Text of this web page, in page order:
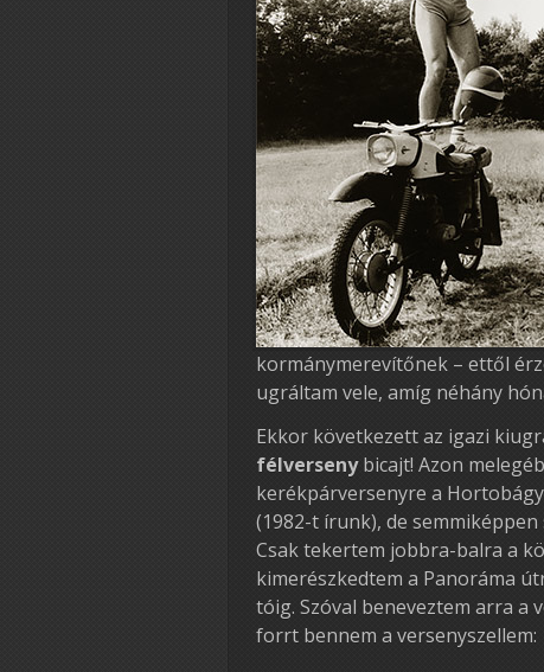
kormánymerevítőnek – ettől
ugráltam vele, amíg néhány
Ekkor következett az igazi
félversenybicajt! Azon
kerékpárversenyre a
(1982-t írunk), de
Csak tekertem jobbra-balra a
kimerészkedtem a Panoráma
tóig. Szóval beneveztem arra a
forrt bennem a versenyszellem: